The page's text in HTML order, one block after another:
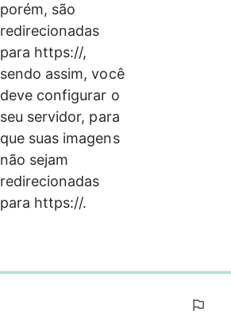
porém, são
redirecionadas
para https://,
sendo assim, você
deve configurar o
seu servidor, para
que suas imagens
não sejam
redirecionadas
para https://.